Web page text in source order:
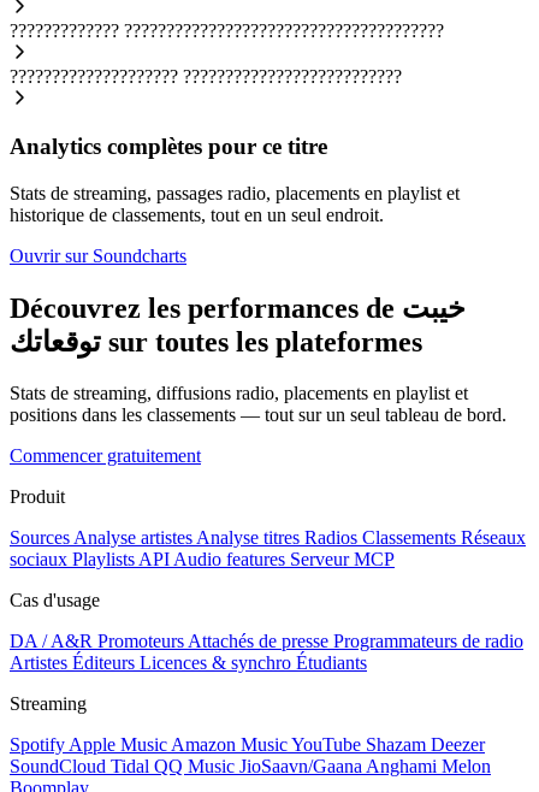
????????????? ??????????????????????????????????????
???????????????????? ??????????????????????????
Analytics complètes pour ce titre
Stats de streaming, passages radio, placements en playlist et
historique de classements, tout en un seul endroit.
Ouvrir sur Soundcharts
Découvrez les performances de خيبت
توقعاتك sur toutes les plateformes
Stats de streaming, diffusions radio, placements en playlist et
positions dans les classements — tout sur un seul tableau de bord.
Commencer gratuitement
Produit
Sources Analyse artistes Analyse titres Radios Classements Réseaux
sociaux Playlists API Audio features Serveur MCP
Cas d'usage
DA / A&R Promoteurs Attachés de presse Programmateurs de radio
Artistes Éditeurs Licences & synchro Étudiants
Streaming
Spotify Apple Music Amazon MusicYouTube Shazam Deezer
SoundCloud Tidal QQ Music JioSaavn/Gaana Anghami Melon
Boomplay